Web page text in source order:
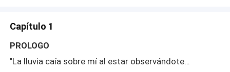
Capítulo 1
PROLOGO
"La lluvia caía sobre mí al estar observándote…